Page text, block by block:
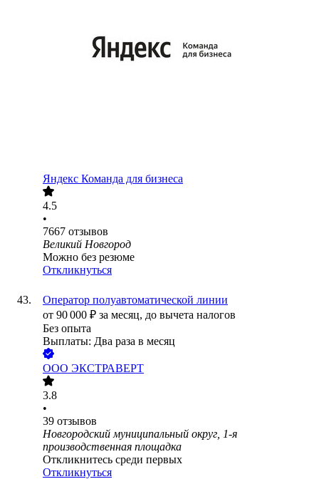
Яндекс Команда для бизнеса
4.5
•
7667 отзывов
Великий Новгород
Можно без резюме
Откликнуться
Оператор полуавтоматической линии
от 90 000 ₽ за месяц, до вычета налогов
Без опыта
Выплаты: Два раза в месяц
ООО ЭКСТРАВЕРТ
3.8
•
39 отзывов
Новгородский муниципальный округ, 1-я
производственная площадка
Откликнитесь среди первых
Откликнуться